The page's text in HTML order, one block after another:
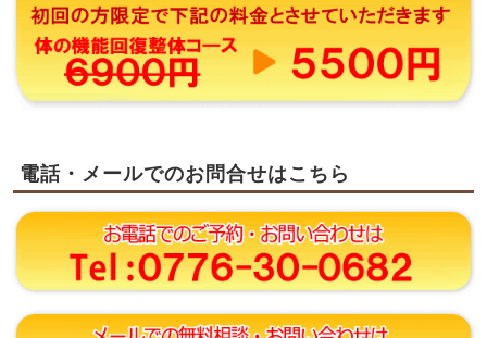
電話・メールでのお問合せはこちら